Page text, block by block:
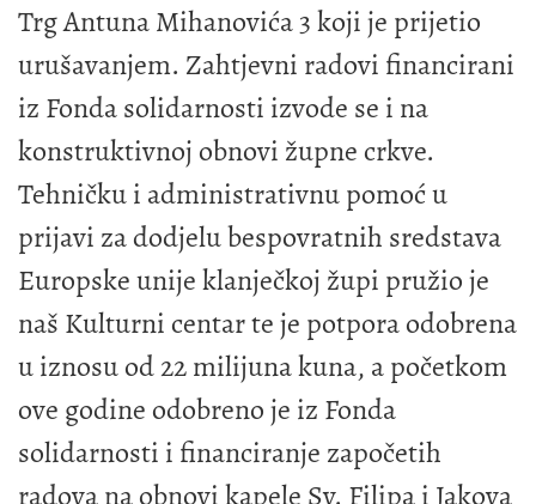
Trg Antuna Mihanovića 3 koji je prijetio
urušavanjem. Zahtjevni radovi financirani
iz Fonda solidarnosti izvode se i na
konstruktivnoj obnovi župne crkve.
Tehničku i administrativnu pomoć u
prijavi za dodjelu bespovratnih sredstava
Europske unije klanječkoj župi pružio je
naš Kulturni centar te je potpora odobrena
u iznosu od 22 milijuna kuna, a početkom
ove godine odobreno je iz Fonda
solidarnosti i financiranje započetih
radova na obnovi kapele Sv. Filipa i Jakova